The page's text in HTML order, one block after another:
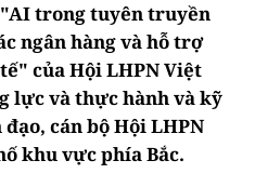
trong tuyên truyền
ngân hàng và hỗ trợ
của Hội LHPN Việt
lực và thực hành và kỹ
cán bộ Hội LHPN
khu vực phía Bắc.